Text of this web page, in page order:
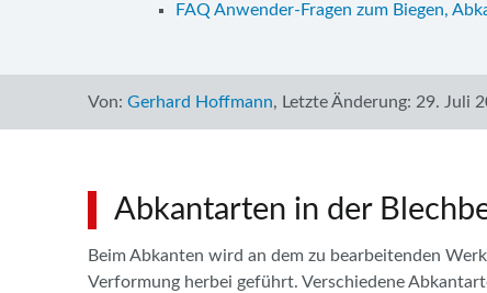
FAQ Anwender-Fragen zum Biegen,
Von: Gerhard Hoffmann, Letzte Änderung: 29. Juli
Abkantarten in der
Beim Abkanten wird an dem zu bearbeitenden
Verformung herbei geführt. Verschiedene